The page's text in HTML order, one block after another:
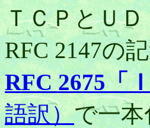
ＴＣＰとＵ
RFC 2147の
RFC 2675「
語訳）で一